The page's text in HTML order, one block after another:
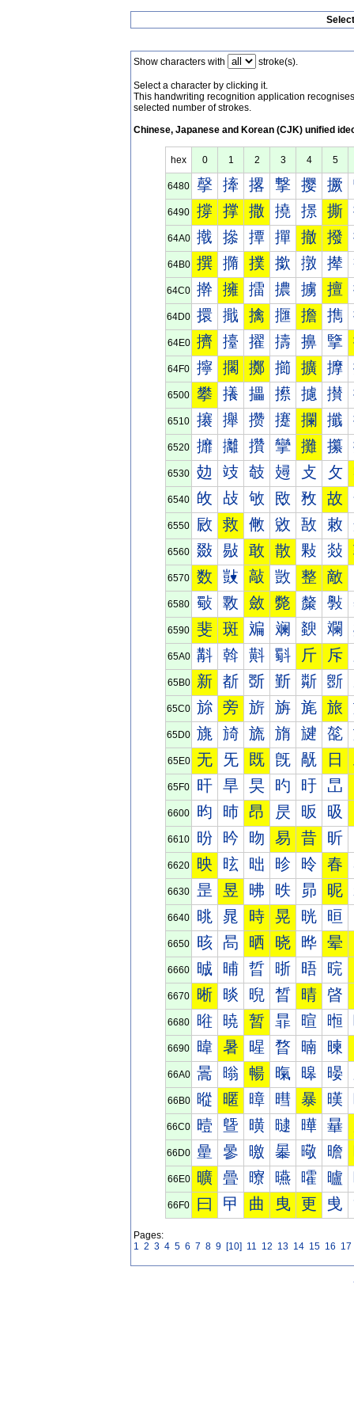
Show characters with stroke(s).
Select a character by clicking it.
This handwriting recognition application
selected number of strokes.
Chinese, Japanese and Korean (CJK) unified
hex 0 1 2 3 4 5
6480 撀 撁 撂 撃 撄 撅
6490 撐 撑 撒 撓 撔 撕
64A0 撠 撡 撢 撣 撤 撥
64B0 撰 撱 撲 撳 撴 撵
64C0 擀 擁 擂 擃 擄 擅
64D0 擐 擑 擒 擓 擔 擕
64E0 擠 擡 擢 擣 擤 擥
64F0 擰 擱 擲 擳 擴 擵
6500 攀 攁 攂 攃 攄 攅
6510 攐 攑 攒 攓 攔 攕
6520 攠 攡 攢 攣 攤 攥
6530 攰 攱 攲 攳 攴 攵
6540 敀 敁 敂 敃 敄 故
6550 敐 救 敒 敓 敔 敕
6560 敠 敡 敢 散 敤 敥
6570 数 敱 敲 敳 整 敵
6580 斀 斁 斂 斃 斄 斅
6590 斐 斑 斒 斓 斔 斕
65A0 斠 斡 斢 斣 斤 斥
65B0 新 斱 斲 斳 斴 斵
65C0 旀 旁 旂 旃 旄 旅
65D0 旐 旑 旒 旓 旔 旕
65E0 无 旡 既 旣 旤 日
65F0 旰 旱 旲 旳 旴 旵
6600 昀 昁 昂 昃 昄 昅
6610 昐 昑 昒 易 昔 昕
6620 映 昡 昢 昣 昤 春
6630 昰 昱 昲 昳 昴 昵
6640 晀 晁 時 晃 晄 晅
6650 晐 晑 晒 晓 晔 晕
6660 晠 晡 晢 晣 晤 晥
6670 晰 晱 晲 晳 晴 晵
6680 暀 暁 暂 暃 暄 暅
6690 暐 暑 暒 暓 暔 暕
66A0 暠 暡 暢 暣 暤 暥
66B0 暰 暱 暲 暳 暴 暵
66C0 曀 曁 曂 曃 曄 曅
66D0 曐 曑 曒 曓 曔 曕
66E0 曠 曡 曢 曣 曤 曥
66F0 曰 曱 曲 曳 更 曵
Pages:
1 2 3 4 5 6 7 8 9 [10] 11 12 13 14 15 16 17